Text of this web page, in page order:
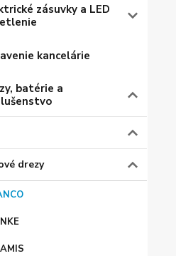
zásuvky a LED
kancelárie
batérie a
drezy